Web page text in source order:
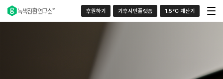
후원하기 기후시민플랫폼 1.5°C 계산기